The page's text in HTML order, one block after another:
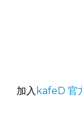
加入 kafeD 官